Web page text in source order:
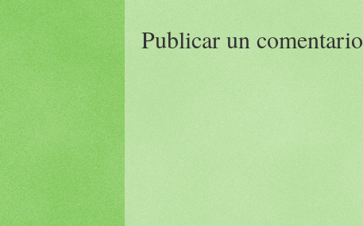
Publicar un comentario